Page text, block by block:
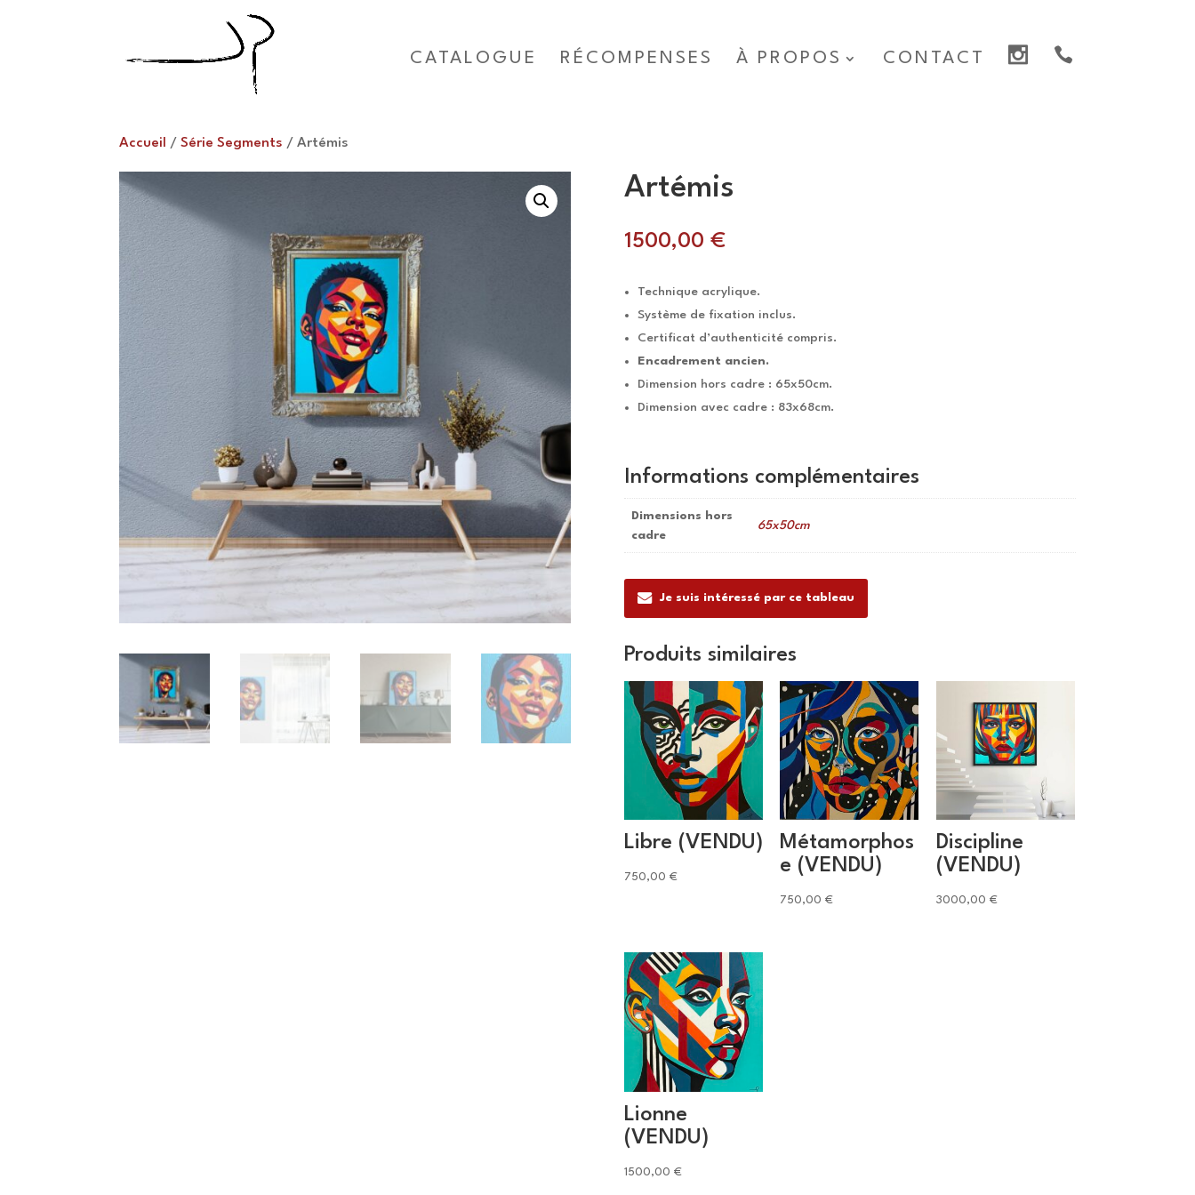
CATALOGUE RÉCOMPENSES À PROPOS CONTACT
Accueil /Série Segments / Artémis
Artémis
1500,00 €
Technique acrylique.
Système de fixation inclus.
Certificat d’authenticité compris.
Encadrement ancien.
Dimension hors cadre : 65x50cm.
Dimension avec cadre : 83x68cm.
Informations complémentaires
Dimensions hors
cadre
65x50cm
Je suis intéressé par ce tableau
Produits similaires
Libre (VENDU)
750,00 €
Métamorphos
e (VENDU)
750,00€
Discipline
(VENDU)
3000,00 €
Lionne
(VENDU)
1500,00 €